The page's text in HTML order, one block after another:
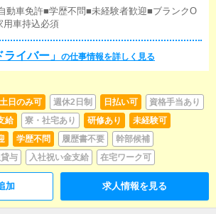
動車免許■学歴不問■未経験者歓迎■ブランクO
用車持込必須
ライバー」 の仕事情報を詳しく見る
土日のみ可 週休2日制 日払い可
資格手当あり
給 寮・社宅あり 研修あり
未経験可
学歴不問 履歴書不要
幹部候補
与 入社祝い金支給 在宅ワーク可
加 求人情報を見る